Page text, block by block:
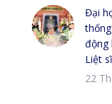
Đại
động
Liệt sĩ
22